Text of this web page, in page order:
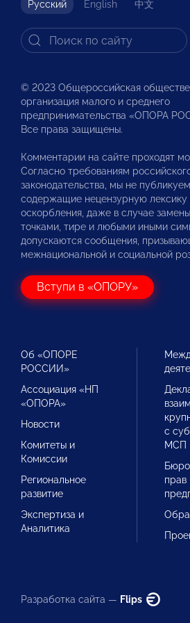
Русский English 中文
© 2023 Общероссийская
организация малого и среднего
предпринимательства «ОПОРА
Все права защищены.
Комментарии на сайте проходят
Согласно требованиям
законодательства, мы не
содержащие нецензурную
оскорбления, даже в случае
точками, тире и любыми иными
допускаются сообщения,
межнациональной и социальной
Вступи в «ОПОРУ»
Об «ОПОРЕ
РОССИИ»
Ассоциация «НП
«ОПОРА»
Новости
Комитеты и
Комиссии
Региональное
развитие
Экспертиза и
Аналитика
с
МСП
прав
Разработка сайта — Flips